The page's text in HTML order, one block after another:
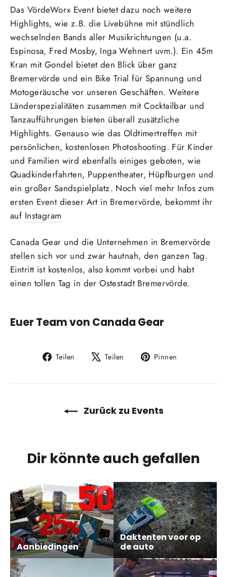
Das VördeWorx Event bietet dazu noch weitere
Highlights, wie z.B. die Livebühne mit stündlich
wechselnden Bands aller Musikrichtungen (u.a.
Espinosa, Fred Mosby, Inga Wehnert uvm.). Ein 45m
Kran mit Gondel bietet den Blick über ganz
Bremervörde und ein Bike Trial für Spannung und
Motogeräusche vor unseren Geschäften. Weitere
Länderspezialitäten zusammen mit Cocktailbar und
Tanzaufführungen bieten überall zusätzliche
Highlights. Genauso wie das Oldtimertreffen mit
persönlichen, kostenlosen Photoshooting. Für Kinder
und Familien wird ebenfalls einiges geboten, wie
Quadkinderfahrten, Puppentheater, Hüpfburgen und
ein großer Sandspielplatz. Noch viel mehr Infos zum
ersten Event dieser Art in Bremervörde, bekommt ihr
auf Instagram
Canada Gear und die Unternehmen in Bremervörde
stellen sich vor und zwar hautnah, den ganzen Tag.
Eintritt ist kostenlos, also kommt vorbei und habt
einen tollen Tag in der Ostestadt Bremervörde.
Euer Team von Canada Gear
Teilen
Auf
teilen
Teilen
Auf
twittern
Pinnen
pinnen
Zurück zu Events
Dir könnte auch gefallen
Aanbiedingen
Daktenten voor op
de auto